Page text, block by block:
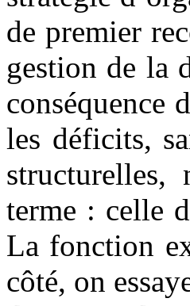
de premier
gestion de la
conséquence
les déficits,
structurelles,
terme : celle
La fonction
côté, on